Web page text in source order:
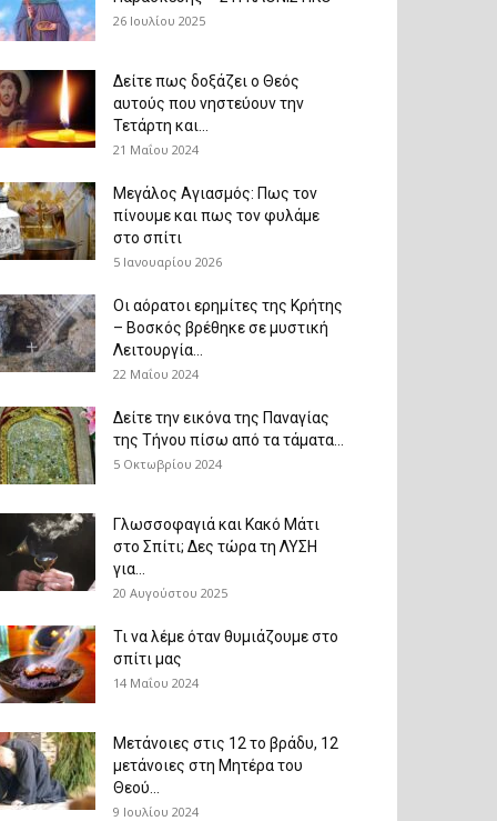
26 Ιουλίου 2025
Δείτε πως δοξάζει ο Θεός
αυτούς που νηστεύουν την
Τετάρτη και...
21 Μαΐου 2024
Μεγάλος Αγιασμός: Πως τον
πίνουμε και πως τον φυλάμε
στο σπίτι
5 Ιανουαρίου 2026
Οι αόρατοι ερημίτες της Κρήτης
– Βοσκός βρέθηκε σε μυστική
Λειτουργία...
22 Μαΐου 2024
Δείτε την εικόνα της Παναγίας
της Τήνου πίσω από τα τάματα...
5 Οκτωβρίου 2024
Γλωσσοφαγιά και Κακό Μάτι
στο Σπίτι; Δες τώρα τη ΛΥΣΗ
για...
20 Αυγούστου 2025
Τι να λέμε όταν θυμιάζουμε στο
σπίτι μας
14 Μαΐου 2024
Μετάνοιες στις 12 το βράδυ, 12
μετάνοιες στη Μητέρα του
Θεού...
9 Ιουλίου 2024